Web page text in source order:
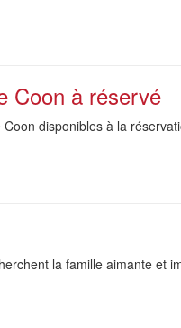
Coon à réservé
disponibles à la
la famille aimante et